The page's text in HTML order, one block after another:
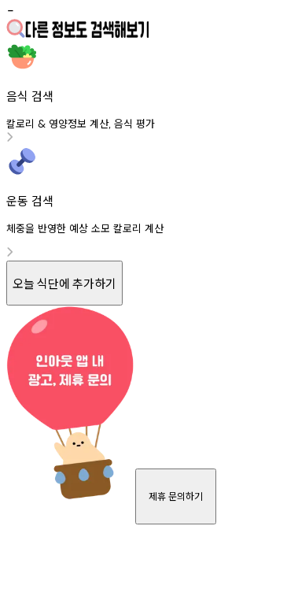
-
음식 검색
칼로리 & 영양정보 계산, 음식 평가
운동 검색
체중을 반영한 예상 소모 칼로리 계산
오늘 식단에 추가하기
제휴 문의하기